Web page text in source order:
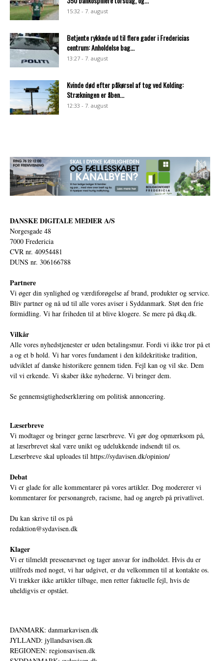
15:32 - 7. august
Betjente rykkede ud til flere gader i Fredericias
centrum: Anholdelse bag...
13:27 - 7. august
Kvinde død efter påkørsel af tog ved Kolding:
Strækningen er åben...
12:33 - 7. august
DANSKE DIGITALE MEDIER A/S
Norgesgade 48
7000 Fredericia
CVR nr. 40954481
DUNS nr. 306166788
Partnere
Vi øger din synlighed og værdiforøgelse af brand, produkter og service.
Bliv partner og nå ud til alle vores aviser i Syddanmark. Støt den frie
formidling. Vi har friheden til at blive klogere. Se mere på dkq.dk.
Vilkår
Alle vores nyhedstjenester er uden betalingsmur. Fordi vi ikke tror på et
a og et b hold. Vi har vores fundament i den kildekritiske tradition,
udviklet af danske historikere gennem tiden. Fejl kan og vil ske. Dem
vil vi erkende. Vi skaber ikke nyhederne. Vi bringer dem.
Se gennemsigtighedserklæring om politisk annoncering.
Læserbreve
Vi modtager og bringer gerne læserbreve. Vi gør dog opmærksom på,
at læserbrevet skal være unikt og udelukkende indsendt til os.
Læserbreve skal uploades til https://sydavisen.dk/opinion/
Debat
Vi er glade for alle kommentarer på vores artikler. Dog modererer vi
kommentarer for personangreb, racisme, had og angreb på privatlivet.
Du kan skrive til os på
redaktion@sydavisen.dk
Klager
Vi er tilmeldt pressenævnet og tager ansvar for indholdet. Hvis du er
utilfreds med noget, vi har udgivet, er du velkommen til at kontakte os.
Vi trækker ikke artikler tilbage, men retter faktuelle fejl, hvis de
uheldigvis er opstået.
DANMARK: danmarkavisen.dk
JYLLAND: jyllandsavisen.dk
REGIONEN: regionsavisen.dk